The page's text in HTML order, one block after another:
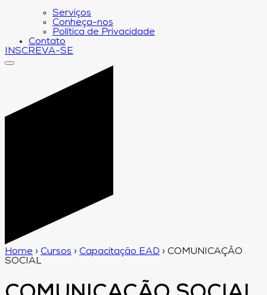
Serviços
Conheça-nos
Política de Privacidade
Contato
INSCREVA-SE
Home › Cursos › Capacitação EAD › COMUNICAÇÃO
SOCIAL